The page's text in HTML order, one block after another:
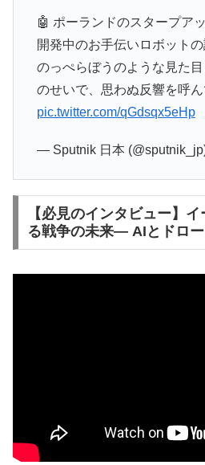
🤖 ポーランドのスタープア
開発中のお手伝いロボットの
のっぺらぼうのような見た
のせいで、思わぬ反響を呼
pic.twitter.com/qGdsqx5eHp
— Sputnik 日本
【必見のインタビュー】
る戦争の未来— AIとドロ